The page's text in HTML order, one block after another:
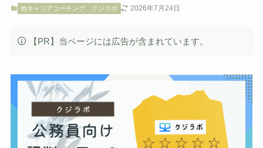
他キャリアコーチング クジラボ 2026年7月24日
【PR】当ページには広告が含まれています。